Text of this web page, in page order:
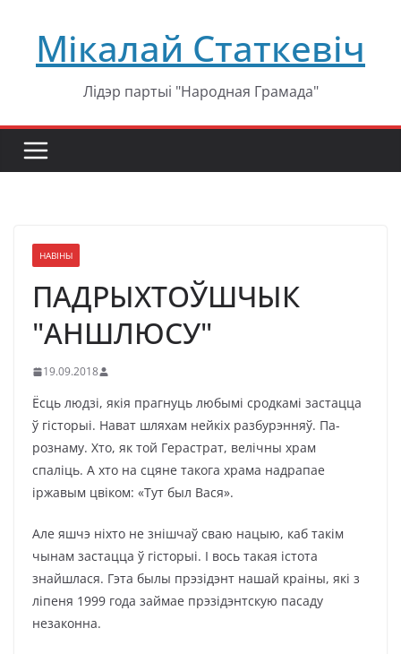
содержимому
Мікалай Статкевіч
Лідэр партыі "Народная Грамада"
НАВІНЫ
ПАДРЫХТОЎШЧЫК
"АНШЛЮСУ"
19.09.2018
Ёсць людзі, якія прагнуць любымі сродкамі застацца
ў гісторыі. Нават шляхам нейкіх разбурэнняў. Па-
рознаму. Хто, як той Герастрат, велічны храм
спаліць. А хто на сцяне такога храма надрапае
іржавым цвіком: «Тут был Вася».
Але яшчэ ніхто не знішчаў сваю нацыю, каб такім
чынам застацца ў гісторыі. І вось такая істота
знайшлася. Гэта былы прэзідэнт нашай краіны, які з
ліпеня 1999 года займае прэзідэнтскую пасаду
незаконна.